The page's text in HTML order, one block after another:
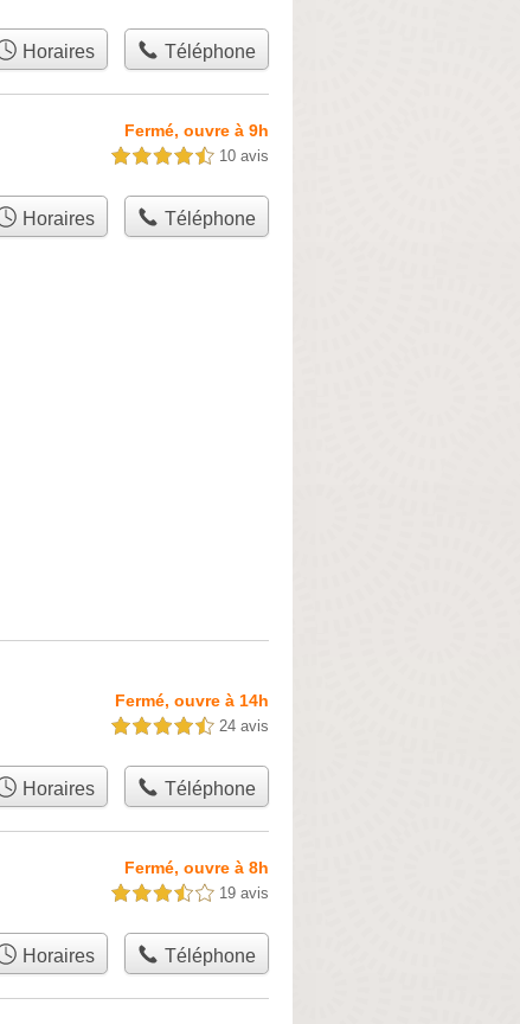
Horaires Téléphone
Fermé, ouvre à 9h
4,5 étoiles sur 5 10 avis
Horaires Téléphone
Fermé, ouvre à 14h
4,5 étoiles sur 5 24 avis
Horaires Téléphone
Fermé, ouvre à 8h
3,5 étoiles sur 5 19 avis
Horaires Téléphone